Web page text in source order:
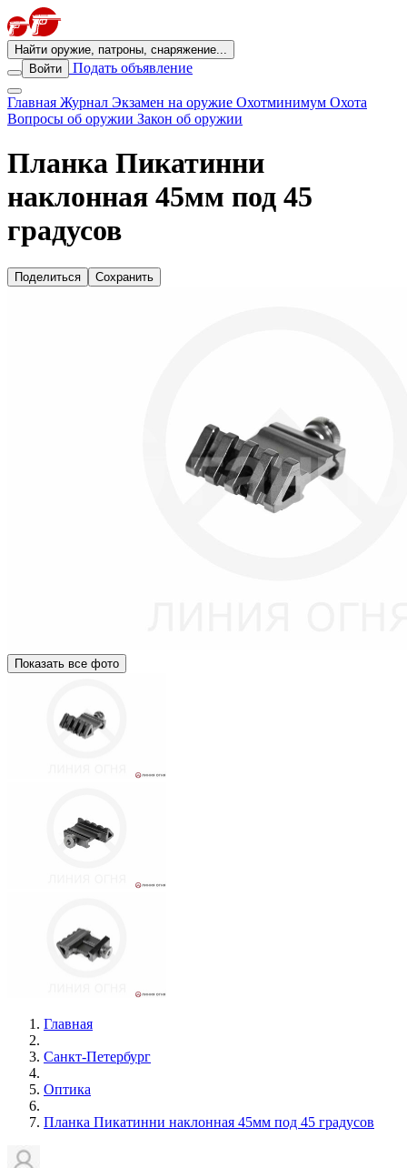
Найти оружие, патроны, снаряжение...
Войти
Подать объявление
Главная Журнал Экзамен на оружие Охотминимум Охота
Вопросы об оружии Закон об оружии
Планка Пикатинни
наклонная 45мм под 45
градусов
Поделиться Сохранить
Показать все фото
Главная
Санкт-Петербург
Оптика
Планка Пикатинни наклонная 45мм под 45 градусов